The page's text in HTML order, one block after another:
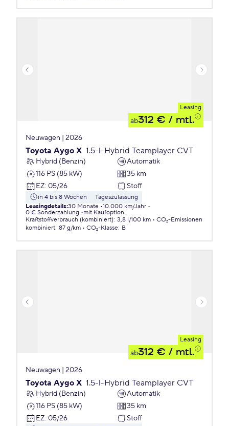
Leasing
ab312 € / mtl.
Neuwagen | 2026
Toyota Aygo X 1.5-l-Hybrid Teamplayer CVT
Hybrid (Benzin)
Automatik
116 PS (85 kW)
35 km
EZ: 05/26 Stoff
in 4 bis 8 Wochen
Tageszulassung
Leasingdetails:30 Monate 10.000 km/Jahr
0 € Sonderzahlung
mit Kaufoption
Kraftstoffverbrauch (kombiniert): 3,8 l/100 km
CO₂-Emissionen
kombiniert: 87 g/km CO₂-Klasse: B
Leasing
ab312 € / mtl.
Neuwagen | 2026
Toyota Aygo X 1.5-l-Hybrid Teamplayer CVT
Hybrid (Benzin)
Automatik
116 PS (85 kW)
35 km
EZ: 05/26 Stoff